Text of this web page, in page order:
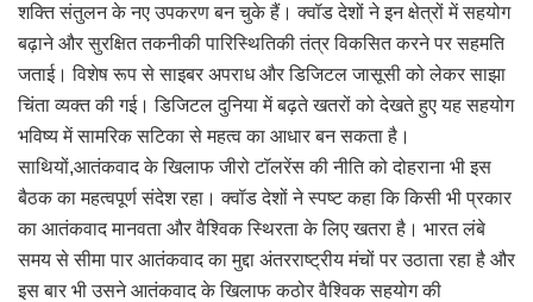
शक्ति संतुलन के नए उपकरण बन चुके हैं। क्वॉड देशों ने इन क्षेत्रों में सहयोग
बढ़ाने और सुरक्षित तकनीकी पारिस्थितिकी तंत्र विकसित करने पर सहमति
जताई। विशेष रूप से साइबर अपराध और डिजिटल जासूसी को लेकर साझा
चिंता व्यक्त की गई। डिजिटल दुनिया में बढ़ते खतरों को देखते हुए यह सहयोग
भविष्य में सामरिक सटिका से महत्व का आधार बन सकता है।
साथियों,आतंकवाद के खिलाफ जीरो टॉलरेंस की नीति को दोहराना भी इस
बैठक का महत्वपूर्ण संदेश रहा। क्वॉड देशों ने स्पष्ट कहा कि किसी भी प्रकार
का आतंकवाद मानवता और वैश्विक स्थिरता के लिए खतरा है। भारत लंबे
समय से सीमा पार आतंकवाद का मुद्दा अंतरराष्ट्रीय मंचों पर उठाता रहा है और
इस बार भी उसने आतंकवाद के खिलाफ कठोर वैश्विक सहयोग की